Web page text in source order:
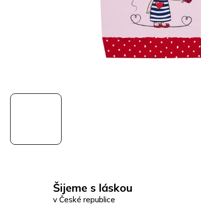
Šijeme s láskou
v České republice